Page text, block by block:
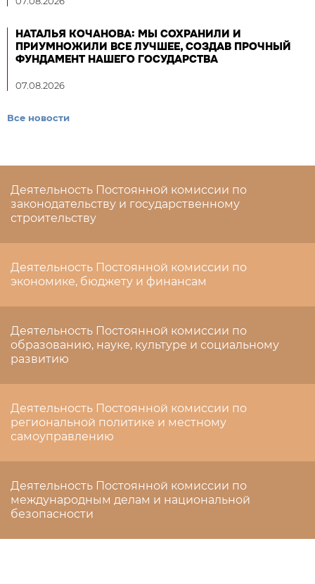
НАТАЛЬЯ КОЧАНОВА: МЫ СОХРАНИЛИ И
ПРИУМНОЖИЛИ ВСЕ ЛУЧШЕЕ, СОЗДАВ ПРОЧНЫЙ
ФУНДАМЕНТ НАШЕГО ГОСУДАРСТВА
07.08.2026
Все новости
Деятельность Постоянной комиссии по
законодательству и государственному
строительству
Деятельность Постоянной комиссии по
экономике, бюджету и финансам
Деятельность Постоянной комиссии по
образованию, науке, культуре и социальному
развитию
Деятельность Постоянной комиссии по
региональной политике и местному
самоуправлению
Деятельность Постоянной комиссии по
международным делам и национальной
безопасности